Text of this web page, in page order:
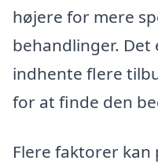
højere for mere
behandlinger.
indhente flere
for at finde den
Flere faktorer kan